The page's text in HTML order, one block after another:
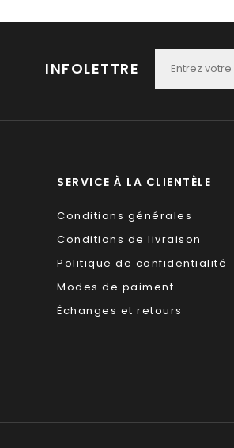
INFOLETTRE
SERVICE À LA CLIENTÈLE
Conditions générales
Conditions de livraison
Politique de confidentialité
Modes de paiment
Échanges et retours